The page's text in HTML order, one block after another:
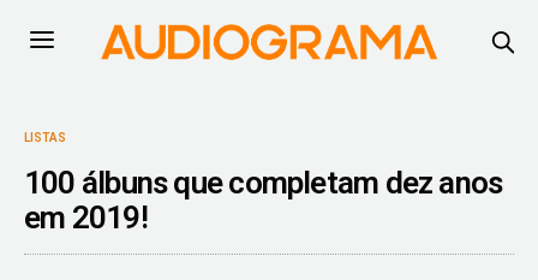
LISTAS
100 álbuns que completam dez anos
em 2019!